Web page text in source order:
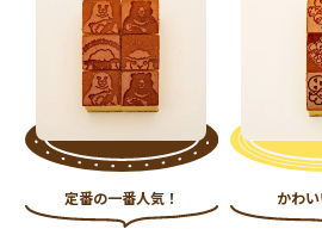
定番の一番人気！ かわ